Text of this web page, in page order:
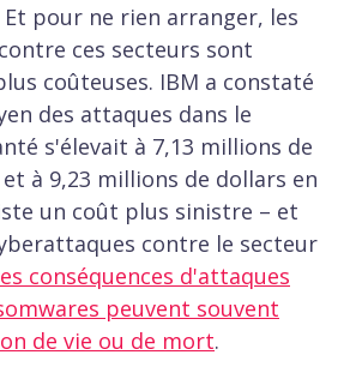
pour ne rien arranger, les
ces secteurs sont
coûteuses. IBM a constaté
des attaques dans le
s'élevait à 7,13 millions de
à 9,23 millions de dollars en
un coût plus sinistre – et
contre le secteur
conséquences d'attaques
peuvent souvent
de vie ou de mort.